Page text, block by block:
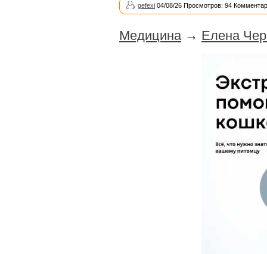
gefexi 04/08/26 Просмотров: 94
Медицина→ Елена